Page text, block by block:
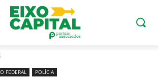
FEDERAL POLÍCIA